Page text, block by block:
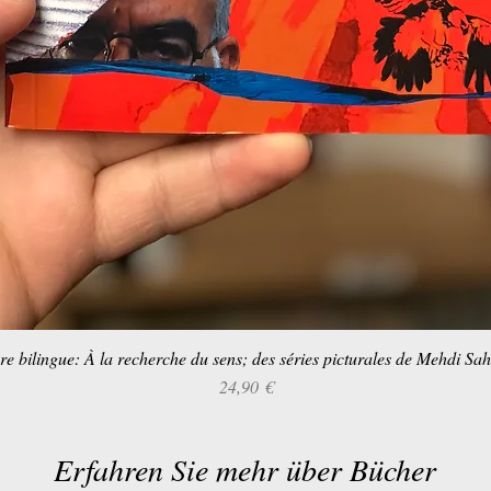
Schnellansicht
bilingue: À la recherche du sens; des séries picturales de Mehdi
Preis
24,90 €
Erfahren Sie mehr über Bücher